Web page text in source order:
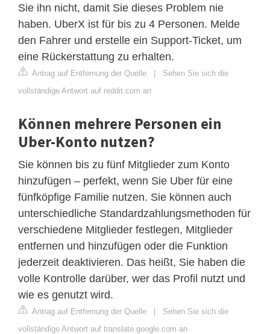
Sie ihn nicht, damit Sie dieses Problem nie
haben. UberX ist für bis zu 4 Personen. Melde
den Fahrer und erstelle ein Support-Ticket, um
eine Rückerstattung zu erhalten.
Antrag auf Entfernung der Quelle | Sehen Sie sich die
vollständige Antwort auf reddit.com an
Können mehrere Personen ein
Uber-Konto nutzen?
Sie können bis zu fünf Mitglieder zum Konto
hinzufügen – perfekt, wenn Sie Uber für eine
fünfköpfige Familie nutzen. Sie können auch
unterschiedliche Standardzahlungsmethoden für
verschiedene Mitglieder festlegen, Mitglieder
entfernen und hinzufügen oder die Funktion
jederzeit deaktivieren. Das heißt, Sie haben die
volle Kontrolle darüber, wer das Profil nutzt und
wie es genutzt wird.
Antrag auf Entfernung der Quelle | Sehen Sie sich die
vollständige Antwort auf translate.google.com an